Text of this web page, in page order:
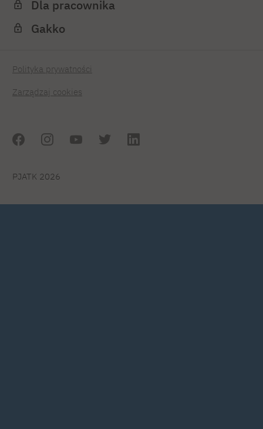
Dla pracownika
Gakko
Polityka prywatności
Zarządzaj cookies
PJATK 2026